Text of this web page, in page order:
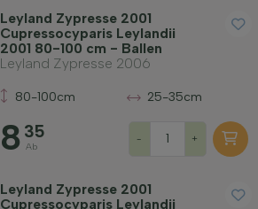
Leyland Zypresse 2001
Cupressocyparis Leylandii
2001 80-100 cm - Ballen
Leyland Zypresse 2006
80-100cm 25-35cm
8 35
Ab
- +
Leyland Zypresse 2001
Cupressocyparis Leylandii